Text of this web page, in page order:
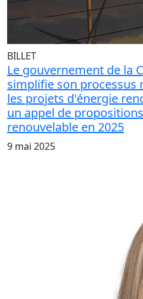
BILLET
Le gouvernement de la
simplifie son processus
les projets d'énergie
un appel de
renouvelable en 2025
9 mai 2025